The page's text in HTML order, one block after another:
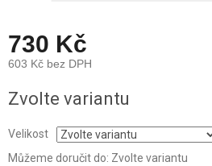
730 Kč
603 Kč bez DPH
cena:
Zvolte variantu
Velikost
Můžeme doručit do: Zvolte variantu